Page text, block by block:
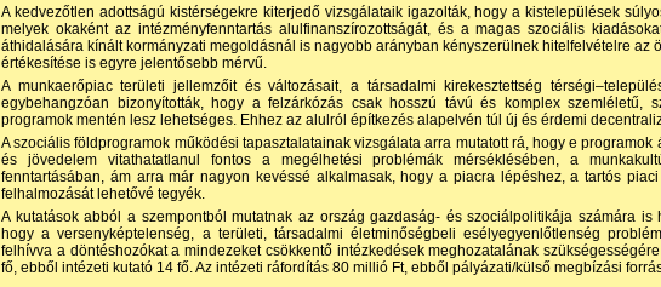
A kedvezőtlen adottságú kistérségekre kiterjedő vizsgálataik igazolták, hogy a kistelepülések
melyek okaként az intézményfenntartás alulfinan­szírozott­ságát, és a magas szociális
áthidalására kínált kormányzati megoldásnál is nagyobb arányban kényszerülnek hitelfelvételre az
értékesítése is egyre jelentősebb mérvű.
A munkaerőpiac területi jellemzőit és változásait, a társadalmi kirekesztettség
egybehangzóan bizonyították, hogy a felzárkózás csak hosszú távú és komplex szemléletű,
programok mentén lesz lehetséges. Ehhez az alulról építkezés alapelvén túl új és érdemi
A szociális földprogramok működési tapasztalatainak vizsgálata arra mutatott rá, hogy e programok
és jövedelem vitathatatlanul fontos a megélhetési problémák mérséklésében, a
fenntartásában, ám arra már nagyon kevéssé alkalmasak, hogy a piacra lépéshez, a tartós
felhalmozását lehetővé tegyék.
A kutatások abból a szempontból mutatnak az ország gazdaság- és szociálpolitikája számára is
hogy a versenyképtelenség, a területi, társadalmi életminőség­beli esélyegyenlőtlenség
felhívva a döntéshozókat a mindezeket csökkentő intézkedések meghozatalának
fő, ebből intézeti kutató 14 fő. Az intézeti ráfordítás 80 millió Ft, ebből pályázati/külső megbízási